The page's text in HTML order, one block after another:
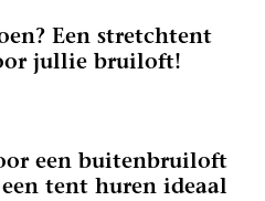
Een stretchtent
jullie bruiloft!
een buitenbruiloft
tent huren ideaal